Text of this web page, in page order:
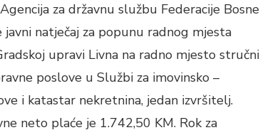
za državnu službu Federacije Bosne
natječaj za popunu radnog mjesta
upravi Livna na radno mjesto stručni
poslove u Službi za imovinsko –
i katastar nekretnina, jedan izvršitelj.
neto plaće je 1.742,50 KM. Rok za